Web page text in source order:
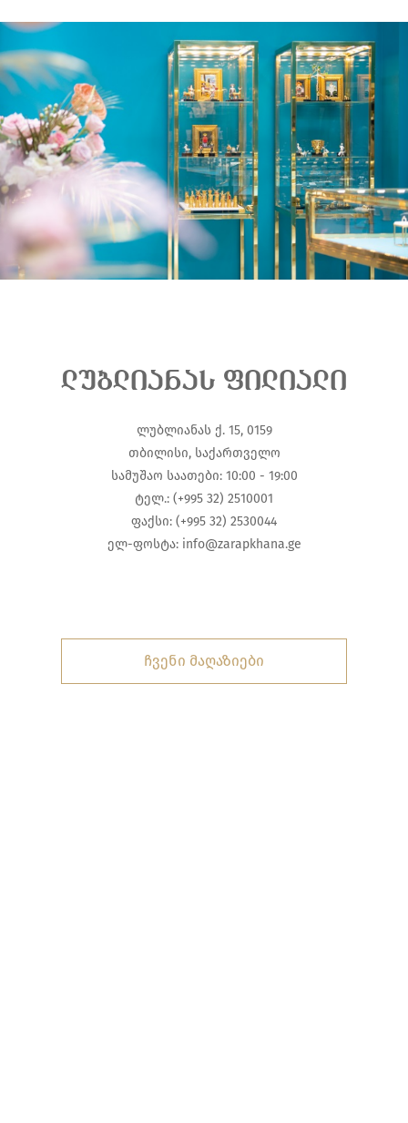
ლუბლიანას ფილიალი
ლუბლიანას ქ. 15, 0159
თბილისი, საქართველო
სამუშაო საათები: 10:00 - 19:00
ტელ.: (+995 32) 2510001
ფაქსი: (+995 32) 2530044
ელ-ფოსტა: info@zarapkhana.ge
ჩვენი მაღაზიები